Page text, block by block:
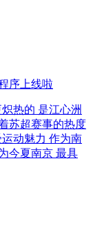
序上线啦
热的 是江心洲
苏超赛事的热度
动魅力 作为南
今夏南京 最具